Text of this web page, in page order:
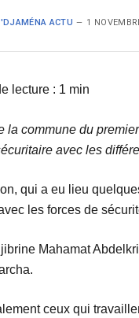
ACTU 1
lecture : 1 min
la commune du
avec les
qui a eu lieu
les forces de
Mahamat
ceux qui